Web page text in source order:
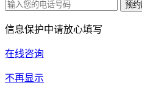
信息保护中请放心填写
在线咨询
不再显示